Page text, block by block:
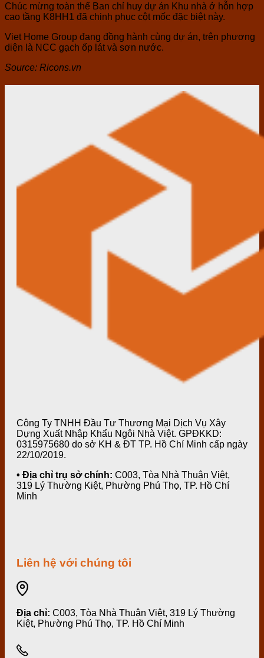
Chúc mừng toàn thể Ban chỉ huy dự án Khu nhà ở hỗn hợp
cao tầng K8HH1 đã chinh phục cột mốc đặc biệt này.
Viet Home Group đang đồng hành cùng dự án, trên phương
diện là NCC gạch ốp lát và sơn nước.
Source: Ricons.vn
Công Ty TNHH Đầu Tư Thương Mại Dịch Vụ Xây
Dựng Xuất Nhập Khẩu Ngôi Nhà Việt. GPĐKKD:
0315975680 do sở KH & ĐT TP. Hồ Chí Minh cấp ngày
22/10/2019.
• Địa chỉ trụ sở chính: C003, Tòa Nhà Thuận Việt,
319 Lý Thường Kiệt, Phường Phú Thọ, TP. Hồ Chí
Minh
Liên hệ với chúng tôi
Địa chỉ: C003, Tòa Nhà Thuận Việt, 319 Lý Thường
Kiệt, Phường Phú Thọ, TP. Hồ Chí Minh